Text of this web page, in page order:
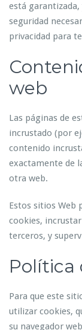
está
seguridad
privacidad para
web
Las páginas de
incrustado (por
contenido
exactamente de
otra web.
Estos sitios Web
cookies,
terceros, y
Política
Para que este
utilizar cookies,
su navegador